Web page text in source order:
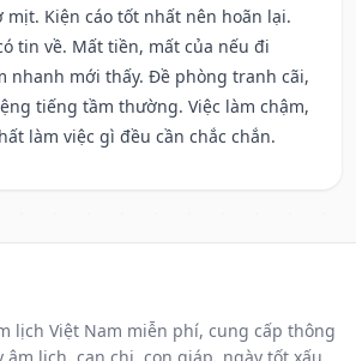
mịt. Kiện cáo tốt nhất nên hoãn lại.
tin về. Mất tiền, mất của nếu đi
nhanh mới thấy. Đề phòng tranh cãi,
tiếng tầm thường. Việc làm chậm,
làm việc gì đều cần chắc chắn.
lịch Việt Nam miễn phí, cung cấp thông